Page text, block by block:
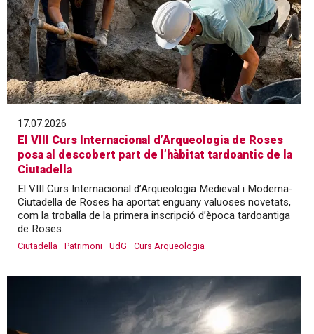
17.07.2026
El VIII Curs Internacional d’Arqueologia de Roses
posa al descobert part de l’hàbitat tardoantic de la
Ciutadella
El VIII Curs Internacional d’Arqueologia Medieval i Moderna-
Ciutadella de Roses ha aportat enguany valuoses novetats,
com la troballa de la primera inscripció d’època tardoantiga
de Roses.
Ciutadella Patrimoni UdG Curs Arqueologia